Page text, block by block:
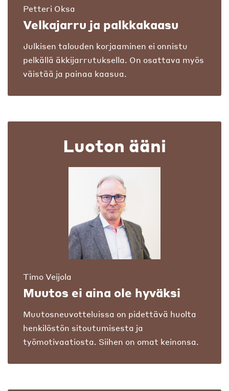
Petteri Oksa
Velkajarru ja palkkakaasu
Julkisen talouden korjaaminen ei onnistu
pelkällä äkkijarrutuksella. On osattava myös
väistää ja painaa kaasua.
Luoton ääni
Timo Veijola
Muutos ei aina ole hyväksi
Muutosneuvotteluissa on pidettävä huolta
henkilöstön sitoutumisesta ja
työmotivaatiosta. Siihen on omat keinonsa.